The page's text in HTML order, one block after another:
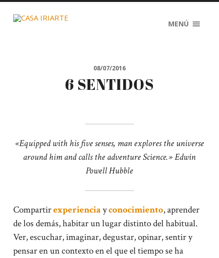
MENÚ
08/07/2016
6 SENTIDOS
«Equipped with his five senses, man explores the universe
around him and calls the adventure Science.» Edwin
Powell Hubble
Compartirexperienciayconocimiento, aprender
de los demás, habitar un lugar distinto del habitual.
Ver, escuchar, imaginar, degustar, opinar, sentir y
pensar en un contexto en el que el tiempo se ha